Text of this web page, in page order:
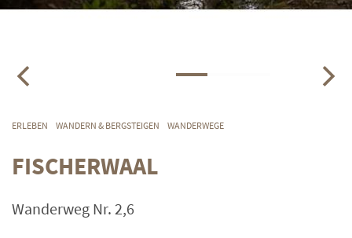
ERLEBEN WANDERN & BERGSTEIGEN WANDERWEGE
FISCHERWAAL
Wanderweg Nr. 2,6